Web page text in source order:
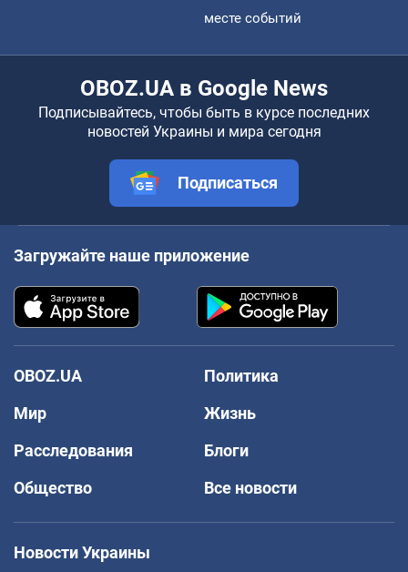
месте событий
OBOZ.UA в Google News
Подписывайтесь, чтобы быть в курсе последних
новостей Украины и мира сегодня
Подписаться
Загружайте наше приложение
OBOZ.UA
Политика
Мир
Жизнь
Расследования
Блоги
Общество
Все новости
Новости Украины